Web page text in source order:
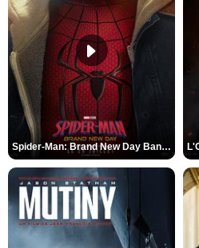
Spider-Man: Brand New Day Bande-annonce VO STFR